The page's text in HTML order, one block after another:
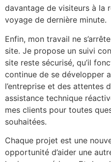
davantage de visiteurs à la
voyage de dernière minute.
Enfin, mon travail ne
site. Je propose un suivi
site reste sécurisé, qu’il
continue de se développer
l’entreprise et des attentes
assistance technique
mes clients pour toutes
souhaitées.
Chaque projet est une
opportunité d’aider une